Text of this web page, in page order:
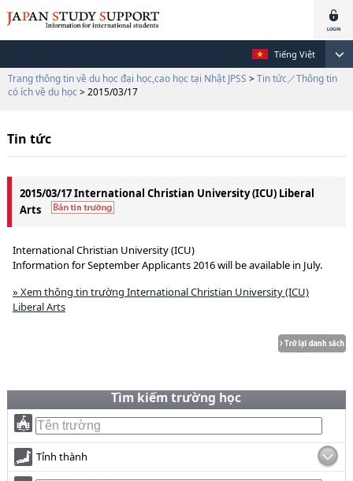
Tiếng Việt
Trang thông tin về du học đại học,cao học tại Nhật JPSS > Tin tức／Thông tin
có ích về du học > 2015/03/17
Tin tức
2015/03/17 International Christian University (ICU) Liberal
Arts
International Christian University (ICU)
Information for September Applicants 2016 will be available in July.
» Xem thông tin trường International Christian University (ICU)
Liberal Arts
Tìm kiếm trường học
Tỉnh thành